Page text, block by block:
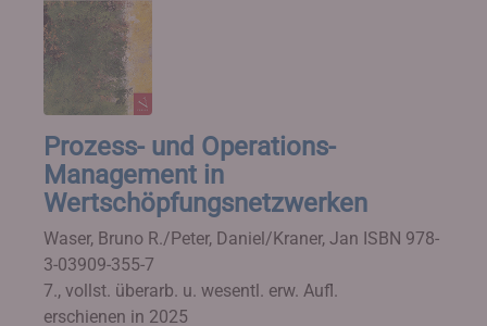
Prozess- und Operations-
Management in
Wertschöpfungsnetzwerken
Waser, Bruno R./Peter, Daniel/Kraner, Jan ISBN 978-
3-03909-355-7
7., vollst. überarb. u. wesentl. erw. Aufl.
erschienen in 2025